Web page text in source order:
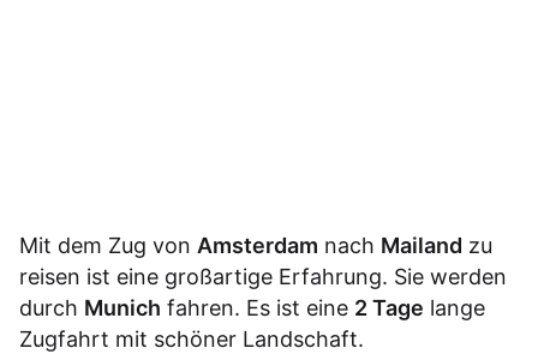
Mit dem Zug von Amsterdam nach Mailand zu
reisen ist eine großartige Erfahrung. Sie werden
durch Munich fahren. Es ist eine 2 Tage lange
Zugfahrt mit schöner Landschaft.